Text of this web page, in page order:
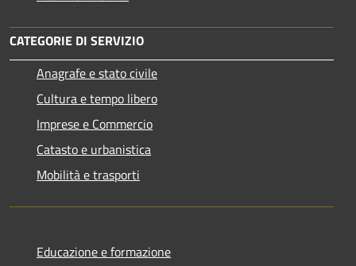
CATEGORIE DI SERVIZIO
Anagrafe e stato civile
Cultura e tempo libero
Imprese e Commercio
Catasto e urbanistica
Mobilità e trasporti
Educazione e formazione